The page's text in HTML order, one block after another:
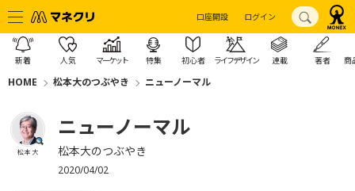
口座開設 ログイン
新着 人気 マーケット 特集 初心者 ライフデザイン 連載 著者 商
HOME 松本大のつぶやき ニューノーマル
松本 大
ニューノーマル
松本大のつぶやき
2020/04/02